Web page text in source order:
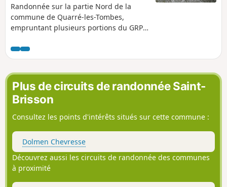
Randonnée sur la partie Nord de la
commune de Quarré-les-Tombes,
empruntant plusieurs portions du GRP®
Morvan. Le dénivelé est assez doux
malgré deux montées importantes. La
randonnée emprunte une diversité de
chemins et de petites routes. Quelques
petits points de vue sont dispersés tout
le long du parcours.
Plus de circuits de randonnée Saint-
Brisson
Consultez les points d'intérêts situés sur cette commune :
Dolmen Chevresse
Découvrez aussi les circuits de randonnée des communes
à proximité